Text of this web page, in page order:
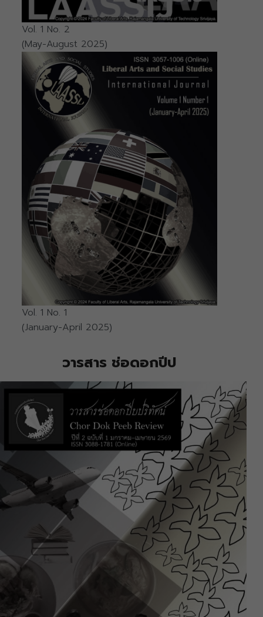
Vol. 1 No. 2
(May-August 2025)
Vol. 1 No. 1
(January-April 2025)
วารสาร ช่อดอกปีป